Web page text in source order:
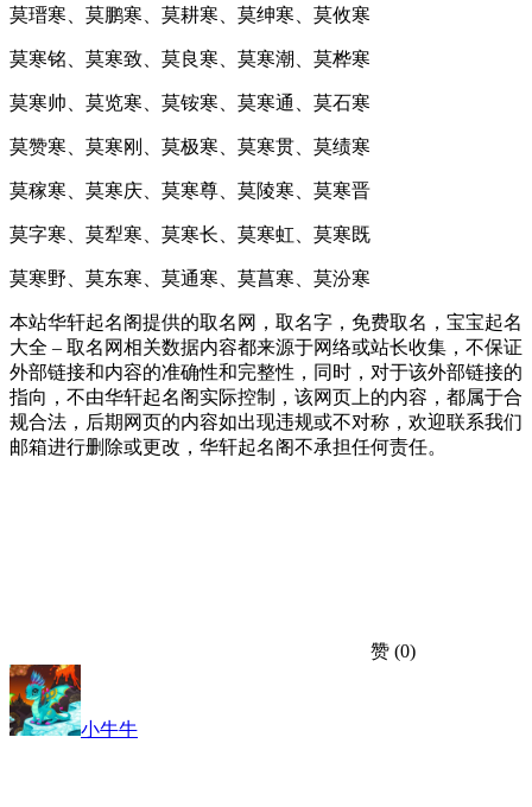
莫瑨寒、莫鹏寒、莫耕寒、莫绅寒、莫攸寒
莫寒铭、莫寒致、莫良寒、莫寒潮、莫桦寒
莫寒帅、莫览寒、莫铵寒、莫寒通、莫石寒
莫赞寒、莫寒刚、莫极寒、莫寒贯、莫绩寒
莫稼寒、莫寒庆、莫寒尊、莫陵寒、莫寒晋
莫字寒、莫犁寒、莫寒长、莫寒虹、莫寒既
莫寒野、莫东寒、莫通寒、莫菖寒、莫汾寒
本站华轩起名阁提供的取名网，取名字，免费取名，宝宝起名
大全 – 取名网相关数据内容都来源于网络或站长收集，不保证
外部链接和内容的准确性和完整性，同时，对于该外部链接的
指向，不由华轩起名阁实际控制，该网页上的内容，都属于合
规合法，后期网页的内容如出现违规或不对称，欢迎联系我们
邮箱进行删除或更改，华轩起名阁不承担任何责任。
赞 (0)
小牛牛